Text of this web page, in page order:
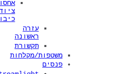
אחסון
עזרה
ראשונה
תקשורת
משטפות/מקלחות
פנסים